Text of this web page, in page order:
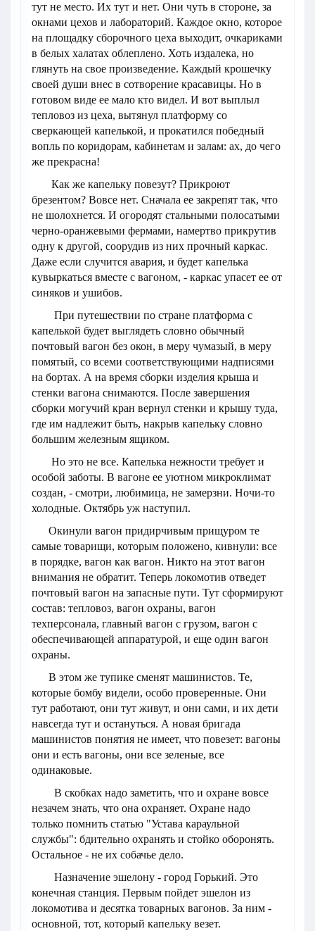
тут не место. Их тут и нет. Они чуть в стороне, за
окнами цехов и лабораторий. Каждое окно, которое
на площадку сборочного цеха выходит, очкариками
в белых халатах облеплено. Хоть издалека, но
глянуть на свое произведение. Каждый крошечку
своей души внес в сотворение красавицы. Но в
готовом виде ее мало кто видел. И вот выплыл
тепловоз из цеха, вытянул платформу со
сверкающей капелькой, и прокатился победный
вопль по коридорам, кабинетам и залам: ах, до чего
же прекрасна!
Как же капельку повезут? Прикроют
брезентом? Вовсе нет. Сначала ее закрепят так, что
не шолохнется. И огородят стальными полосатыми
черно-оранжевыми фермами, намертво прикрутив
одну к другой, соорудив из них прочный каркас.
Даже если случится авария, и будет капелька
кувыркаться вместе с вагоном, - каркас упасет ее от
синяков и ушибов.
При путешествии по стране платформа с
капелькой будет выглядеть словно обычный
почтовый вагон без окон, в меру чумазый, в меру
помятый, со всеми соответствующими надписями
на бортах. А на время сборки изделия крыша и
стенки вагона снимаются. После завершения
сборки могучий кран вернул стенки и крышу туда,
где им надлежит быть, накрыв капельку словно
большим железным ящиком.
Но это не все. Капелька нежности требует и
особой заботы. В вагоне ее уютном микроклимат
создан, - смотри, любимица, не замерзни. Ночи-то
холодные. Октябрь уж наступил.
Окинули вагон придирчивым прищуром те
самые товарищи, которым положено, кивнули: все
в порядке, вагон как вагон. Никто на этот вагон
внимания не обратит. Теперь локомотив отведет
почтовый вагон на запасные пути. Тут сформируют
состав: тепловоз, вагон охраны, вагон
техперсонала, главный вагон с грузом, вагон с
обеспечивающей аппаратурой, и еще один вагон
охраны.
В этом же тупике сменят машинистов. Те,
которые бомбу видели, особо проверенные. Они
тут работают, они тут живут, и они сами, и их дети
навсегда тут и остануться. А новая бригада
машинистов понятия не имеет, что повезет: вагоны
они и есть вагоны, они все зеленые, все
одинаковые.
В скобках надо заметить, что и охране вовсе
незачем знать, что она охраняет. Охране надо
только помнить статью "Устава караульной
службы": бдительно охранять и стойко оборонять.
Остальное - не их собачье дело.
Назначение эшелону - город Горький. Это
конечная станция. Первым пойдет эшелон из
локомотива и десятка товарных вагонов. За ним -
основной, тот, который капельку везет.